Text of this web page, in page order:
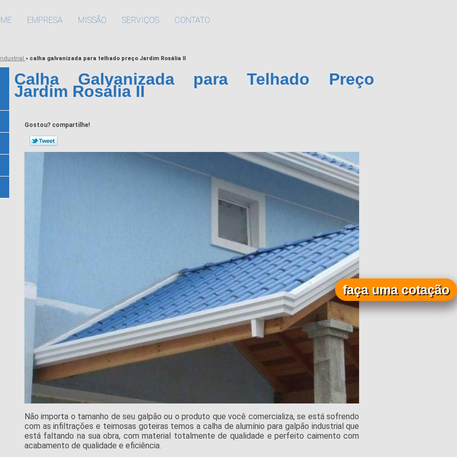
EMPRESA MISSÃO SERVIÇOS CONTATO
» calha galvanizada para telhado preço Jardim Rosália II
Calha Galvanizada para Telhado Preço
Jardim Rosália II
Gostou? compartilhe!
Não importa o tamanho de seu galpão ou o produto que você comercializa, se está sofrendo
com as infiltrações e teimosas goteiras temos a calha de alumínio para galpão industrial que
está faltando na sua obra, com material totalmente de qualidade e perfeito caimento com
acabamento de qualidade e eficiência.
faça uma cotação